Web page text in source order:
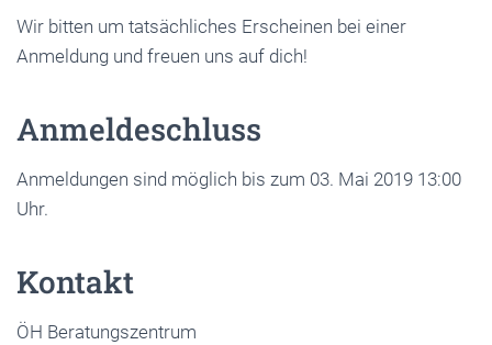
Wir bitten um tatsächliches Erscheinen bei einer
Anmeldung und freuen uns auf dich!
Anmeldeschluss
Anmeldungen sind möglich bis zum 03. Mai 2019 13:00
Uhr.
Kontakt
ÖH Beratungszentrum